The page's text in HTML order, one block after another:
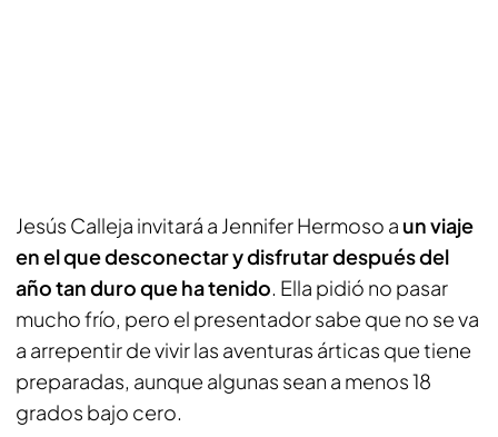
Jesús Calleja invitará a Jennifer Hermoso a un viaje
en el que desconectar y disfrutar después del
año tan duro que ha tenido. Ella pidió no pasar
mucho frío, pero el presentador sabe que no se va
a arrepentir de vivir las aventuras árticas que tiene
preparadas, aunque algunas sean a menos 18
grados bajo cero.